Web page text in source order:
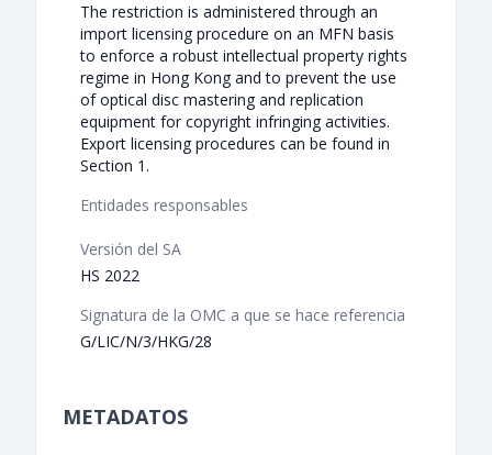
The restriction is administered through an
import licensing procedure on an MFN basis
to enforce a robust intellectual property rights
regime in Hong Kong and to prevent the use
of optical disc mastering and replication
equipment for copyright infringing activities.
Export licensing procedures can be found in
Section 1.
Entidades responsables
Versión del SA
HS 2022
Signatura de la OMC a que se hace referencia
G/LIC/N/3/HKG/28
METADATOS